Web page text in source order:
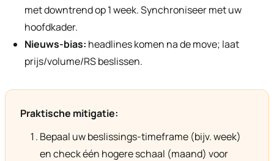
met downtrend op 1 week. Synchroniseer met uw
hoofdkader.
Nieuws-bias: headlines komen na de move; laat
prijs/volume/RS beslissen.
Praktische mitigatie:
Bepaal uw beslissings-timeframe (bijv. week)
en check één hogere schaal (maand) voor